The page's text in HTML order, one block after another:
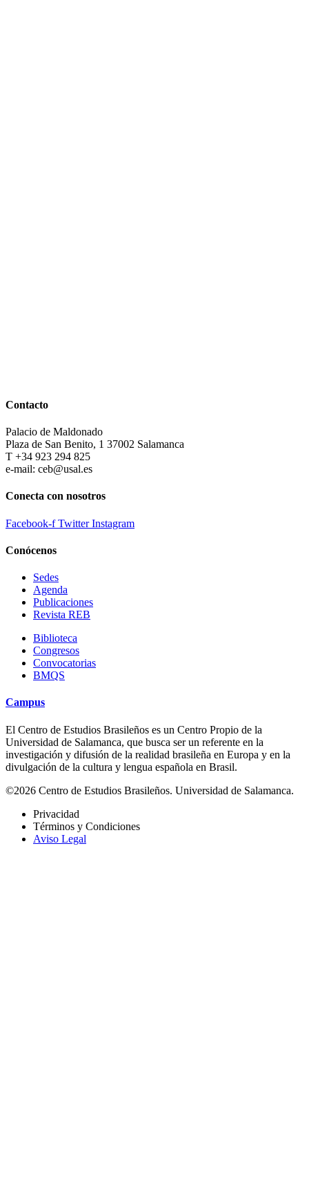
Contacto
Palacio de Maldonado
Plaza de San Benito, 1 37002 Salamanca
T +34 923 294 825
e-mail: ceb@usal.es
Conecta con nosotros
Facebook-f Twitter Instagram
Conócenos
Sedes
Agenda
Publicaciones
Revista REB
Biblioteca
Congresos
Convocatorias
BMQS
Campus
El Centro de Estudios Brasileños es un Centro Propio de la
Universidad de Salamanca, que busca ser un referente en la
investigación y difusión de la realidad brasileña en Europa y en la
divulgación de la cultura y lengua española en Brasil.
©2026 Centro de Estudios Brasileños. Universidad de Salamanca.
Privacidad
Términos y Condiciones
Aviso Legal